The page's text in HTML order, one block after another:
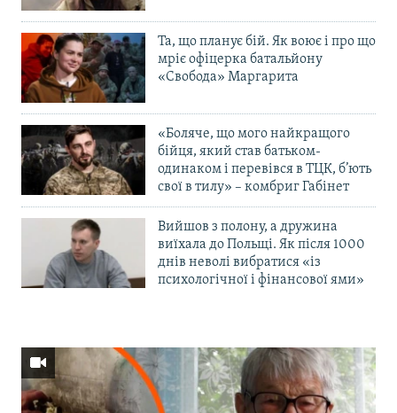
Та, що планує бій. Як воює і про що
мріє офіцерка батальйону
«Свобода» Маргарита
«Боляче, що мого найкращого
бійця, який став батьком-
одинаком і перевівся в ТЦК, б’ють
свої в тилу» – комбриг Габінет
Вийшов з полону, а дружина
виїхала до Польщі. Як після 1000
днів неволі вибратися «із
психологічної і фінансової ями»